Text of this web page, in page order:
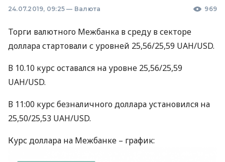
24.07.2019, 09:25 — Валюта 969
Торги валютного Межбанка в среду в секторе
доллара стартовали с уровней 25,56/25,59 UAH/USD.
В 10.10 курс оставался на уровне 25,56/25,59
UAH/USD.
В 11:00 курс безналичного доллара установился на
25,50/25,53 UAH/USD.
Курс доллара на Межбанке – график: